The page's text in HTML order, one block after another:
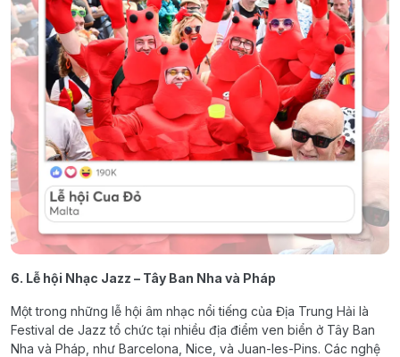
6. Lễ hội Nhạc Jazz – Tây Ban Nha và Pháp
Một trong những lễ hội âm nhạc nổi tiếng của Địa Trung Hải là
Festival de Jazz tổ chức tại nhiều địa điểm ven biển ở Tây Ban
Nha và Pháp, như Barcelona, Nice, và Juan-les-Pins. Các nghệ